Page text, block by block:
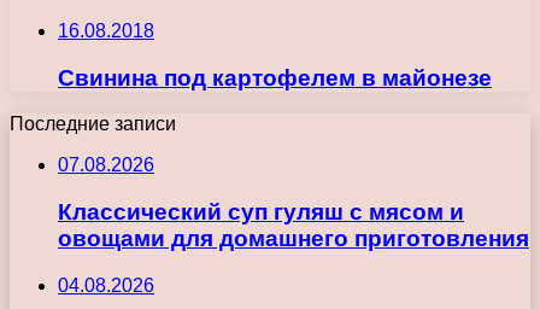
16.08.2018
Свинина под картофелем в майонезе
Последние записи
07.08.2026
Классический суп гуляш с мясом и
овощами для домашнего приготовления
04.08.2026